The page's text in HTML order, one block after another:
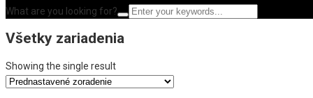
What are you looking for?
Všetky zariadenia
Showing the single result